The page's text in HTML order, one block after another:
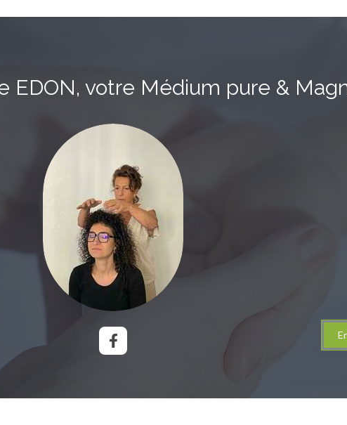
EDON, votre Médium pure &